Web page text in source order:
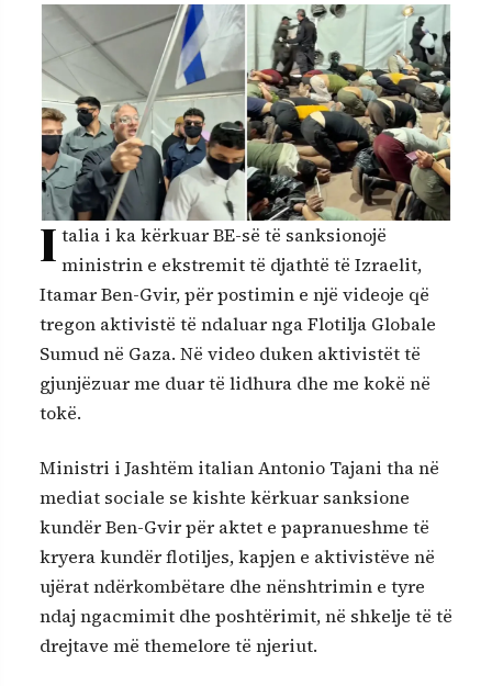
I talia i ka kërkuar BE-së të sanksionojë
ministrin e ekstremit të djathtë të Izraelit,
Itamar Ben-Gvir, për postimin e një videoje që
tregon aktivistë të ndaluar nga Flotilja Globale
Sumud në Gaza. Në video duken aktivistët të
gjunjëzuar me duar të lidhura dhe me kokë në
tokë.
Ministri i Jashtëm italian Antonio Tajani tha në
mediat sociale se kishte kërkuar sanksione
kundër Ben-Gvir për aktet e papranueshme të
kryera kundër flotiljes, kapjen e aktivistëve në
ujërat ndërkombëtare dhe nënshtrimin e tyre
ndaj ngacmimit dhe poshtërimit, në shkelje të të
drejtave më themelore të njeriut.